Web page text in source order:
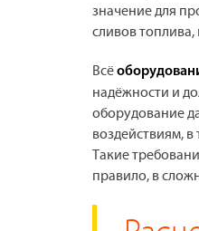
значение для
сливов
Всё
надёжности и
оборудование
воздействиям,
Такие
правило, в